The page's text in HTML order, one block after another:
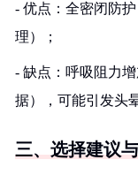
- 优点：全密闭防
理）；
- 缺点：呼吸阻力增
据），可能引发头
三、选择建议